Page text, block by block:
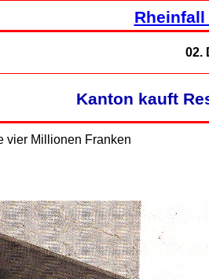
02.
Kanton kauft
vier Millionen Franken